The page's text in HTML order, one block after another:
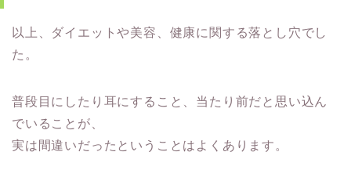
以上、ダイエットや美容、健康に関する落とし穴でし
た。
普段目にしたり耳にすること、当たり前だと思い込ん
でいることが、
実は間違いだったということはよくあります。